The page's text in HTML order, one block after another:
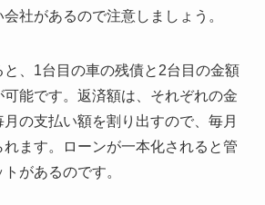
社があるので注意しましょう。
と、1台目の車の残債と2台目の金額
能です。返済額は、それぞれの金
の支払い額を割り出すので、毎月
ます。ローンが一本化されると管
があるのです。